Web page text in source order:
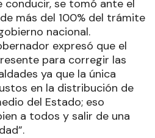
se tomó ante el
más del 100% del trámite
nacional.
expresó que el
para corregir las
ya que la única
en la distribución de
del Estado; eso
a todos y salir de una